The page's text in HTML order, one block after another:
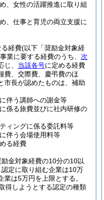
、女性の活躍推進に取り組
、仕事と育児の両立支援に
経費(以下「奨励金対象経
業に要する経費のうち、 次
、 当該各号に定める経費
費、交際費、慶弔費のほ
市長が認めたものは、補助
伴う講師への謝金等
係る旅費並びに社内研修の
ィングに係る委託料等
伴う会場使用料等
る経費
金対象経費の10分の10以
定に取り組む企業は10万
は5万円を上限とする。
得しようとする認定の種類